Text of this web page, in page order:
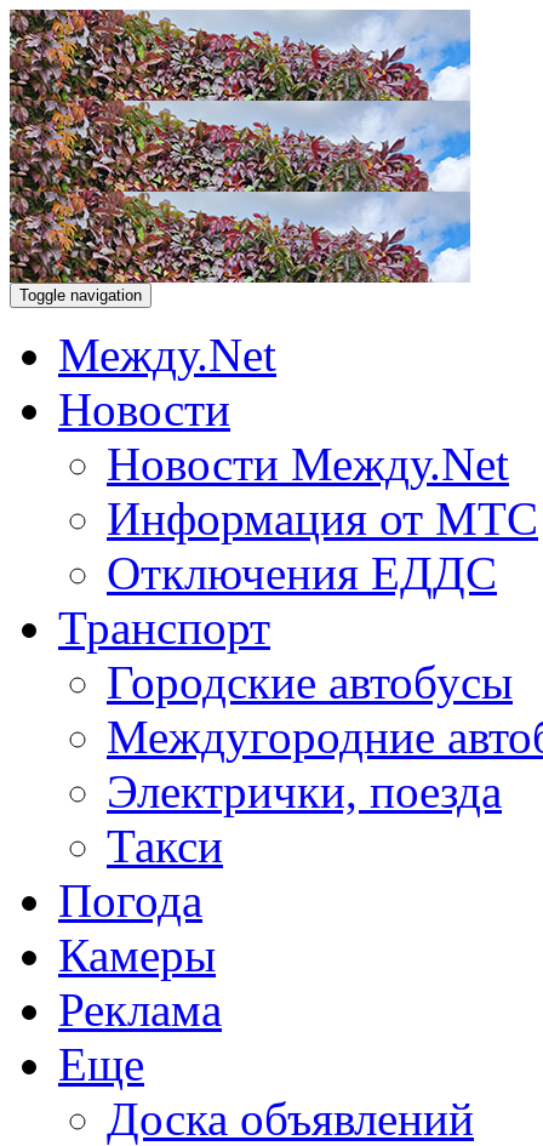
Toggle navigation
Между.Net
Новости
Новости Между.Net
Информация от МТС
Отключения ЕДДС
Транспорт
Городские автобусы
Междугородние
Электрички, поезда
Такси
Погода
Камеры
Реклама
Еще
Доска объявлений